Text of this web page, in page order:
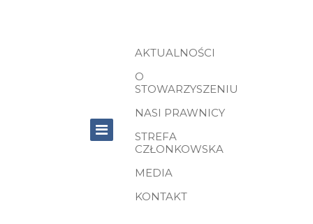
AKTUALNOŚCI
O
STOWARZYSZENIU
NASI PRAWNICY
STREFA
CZŁONKOWSKA
MEDIA
KONTAKT